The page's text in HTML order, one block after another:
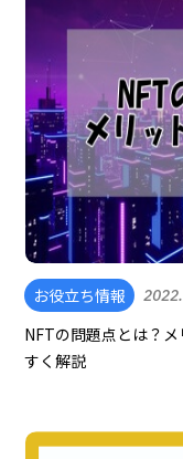
お役立ち情報
NFTの問題点とは？
すく解説